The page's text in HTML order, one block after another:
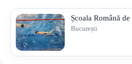
Școala Română
București